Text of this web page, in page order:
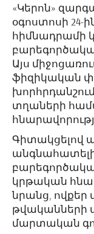
«Կերոն»
օգոստոսի 24-
հիմնադրամի
Այս
ֆիզիկական
տղաների
Գիտակցելով
անգնահատելի
կրթական
նրանց, ովքեր
թվականների
մարտական